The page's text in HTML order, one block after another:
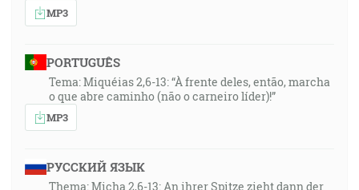
MP3
PORTUGUÊS
Tema: Miquéias 2,6-13: “À frente deles, então, marcha
o que abre caminho (não o carneiro líder)!”
MP3
РУССКИЙ ЯЗЫК
Thema: Micha 2,6-13: An ihrer Spitze zieht dann der